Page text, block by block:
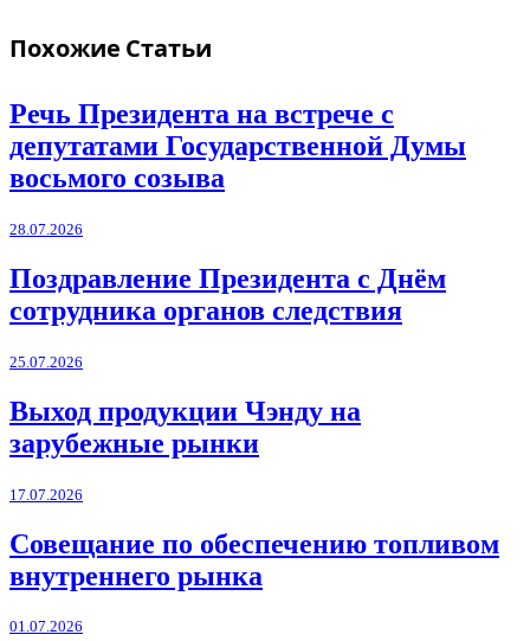
Похожие Статьи
Речь Президента на встрече с
депутатами Государственной Думы
восьмого созыва
28.07.2026
Поздравление Президента с Днём
сотрудника органов следствия
25.07.2026
Выход продукции Чэнду на
зарубежные рынки
17.07.2026
Совещание по обеспечению топливом
внутреннего рынка
01.07.2026